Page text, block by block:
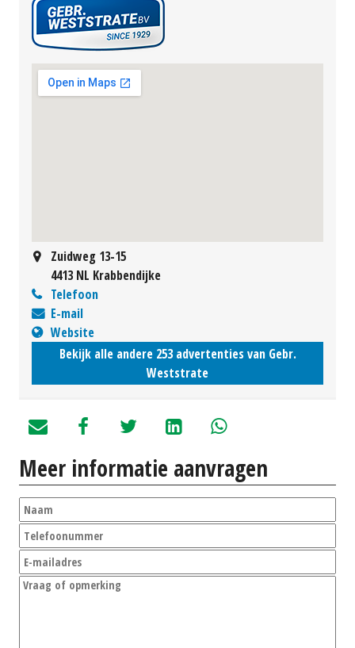
Zuidweg 13-15
4413 NL Krabbendijke
Telefoon
E-mail
Website
Bekijk alle andere 253 advertenties van Gebr.
Weststrate
Meer informatie aanvragen